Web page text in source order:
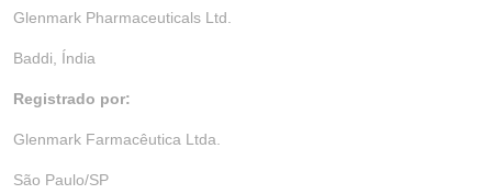
Glenmark Pharmaceuticals Ltd.
Baddi, Índia
Registrado por:
Glenmark Farmacêutica Ltda.
São Paulo/SP